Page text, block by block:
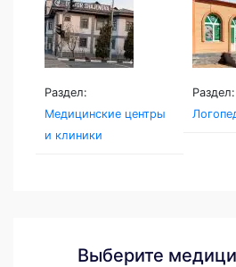
Раздел:
Медицинские центры
и клиники
Раздел:
Выберите